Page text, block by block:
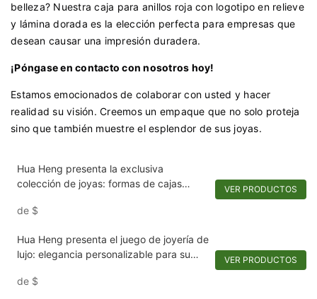
belleza? Nuestra caja para anillos roja con logotipo en relieve
y lámina dorada es la elección perfecta para empresas que
desean causar una impresión duradera.
¡Póngase en contacto con nosotros hoy!
Estamos emocionados de colaborar con usted y hacer
realidad su visión. Creemos un empaque que no solo proteja
sino que también muestre el esplendor de sus joyas.
Hua Heng presenta la exclusiva
colección de joyas: formas de cajas
de $
VER PRODUCTOS
Hua Heng presenta el juego de joyería de
lujo: elegancia personalizable para su
de $
VER PRODUCTOS